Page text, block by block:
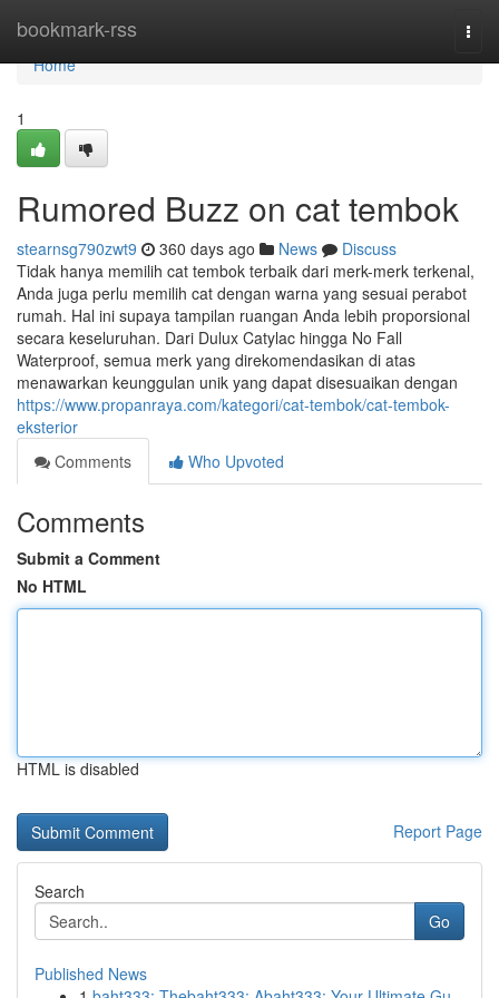
bookmark-rss
Home
Home
1
Rumored Buzz on cat tembok
stearnsg790zwt9 360 days ago News
Discuss
Tidak hanya memilih cat tembok terbaik dari merk-merk terkenal,
Anda juga perlu memilih cat dengan warna yang sesuai perabot
rumah. Hal ini supaya tampilan ruangan Anda lebih proporsional
secara keseluruhan. Dari Dulux Catylac hingga No Fall
Waterproof, semua merk yang direkomendasikan di atas
menawarkan keunggulan unik yang dapat disesuaikan dengan
https://www.propanraya.com/kategori/cat-tembok/cat-tembok-
eksterior
Comments
Who Upvoted
Comments
Submit a Comment
No HTML
HTML is disabled
Report Page
Search
Go
Published News